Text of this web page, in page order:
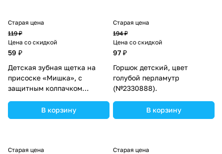
Старая цена
119 ₽
Цена со скидкой
59 ₽
Детская зубная щетка на
присоске «Мишка», с
защитным колпачком
(№4478235).В корзину
Старая цена
194 ₽
Цена со скидкой
97 ₽
Горшок детский, цвет
голубой перламутр
(№2330888).
В корзину
Старая цена
Старая цена